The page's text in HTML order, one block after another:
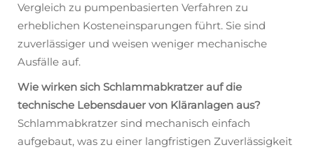
Vergleich zu pumpenbasierten Verfahren zu
erheblichen Kosteneinsparungen führt. Sie sind
zuverlässiger und weisen weniger mechanische
Ausfälle auf.
Wie wirken sich Schlammabkratzer auf die
technische Lebensdauer von Kläranlagen aus?
Schlammabkratzer sind mechanisch einfach
aufgebaut, was zu einer langfristigen Zuverlässigkeit